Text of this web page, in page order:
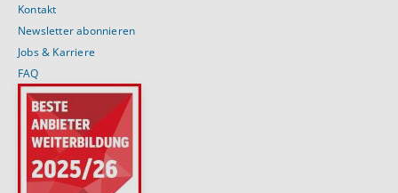
Kontakt
Newsletter abonnieren
Jobs & Karriere
FAQ